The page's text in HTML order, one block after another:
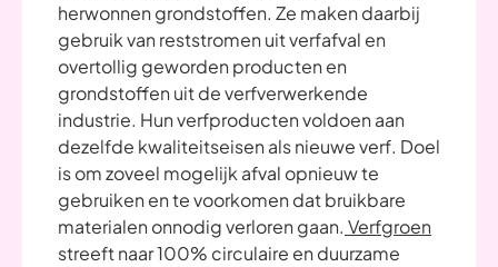
herwonnen grondstoffen. Ze maken daarbij
gebruik van reststromen uit verfafval en
overtollig geworden producten en
grondstoffen uit de verfverwerkende
industrie. Hun verfproducten voldoen aan
dezelfde kwaliteitseisen als nieuwe verf. Doel
is om zoveel mogelijk afval opnieuw te
gebruiken en te voorkomen dat bruikbare
materialen onnodig verloren gaan. Verfgroen
streeft naar 100% circulaire en duurzame